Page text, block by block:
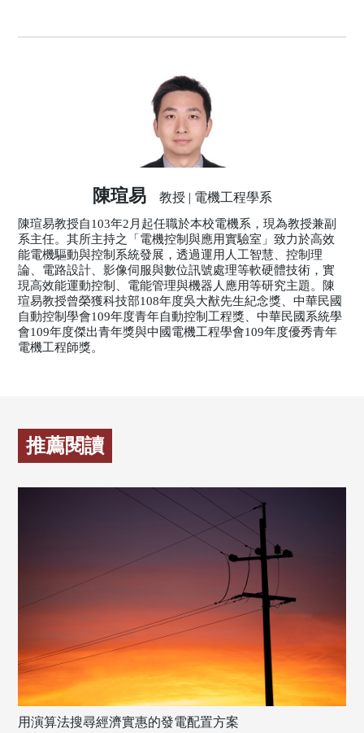
陳瑄易 教授 | 電機工程學系
陳瑄易教授自103年2月起任職於本校電機系，現為教授兼副
系主任。其所主持之「電機控制與應用實驗室」致力於高效
能電機驅動與控制系統發展，透過運用人工智慧、控制理
論、電路設計、影像伺服與數位訊號處理等軟硬體技術，實
現高效能運動控制、電能管理與機器人應用等研究主題。陳
瑄易教授曾榮獲科技部108年度吳大猷先生紀念獎、中華民國
自動控制學會109年度青年自動控制工程獎、中華民國系統學
會109年度傑出青年獎與中國電機工程學會109年度優秀青年
電機工程師獎。
推薦閱讀
用演算法搜尋經濟實惠的發電配置方案